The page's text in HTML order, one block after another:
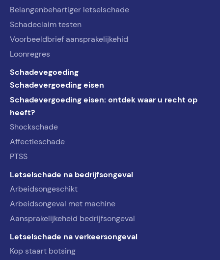
Belangenbehartiger letselschade
Schadeclaim testen
Voorbeeldbrief aansprakelijkehid
Loonregres
Schadevegoeding
Schadevergoeding eisen
Schadevergoeding eisen: ontdek waar u recht op
heeft?
Shockschade
Affectieschade
PTSS
Letselschade na bedrijfsongeval
Arbeidsongeschikt
Arbeidsongeval met machine
Aansprakelijkeheid bedrijfsongeval
Letselschade na verkeersongeval
Kop staart botsing